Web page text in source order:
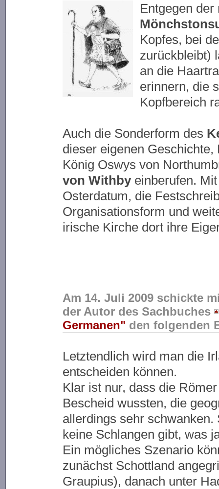
Entgegen
Kopfes, bei
zurückbleibt)
an die
erinnern, die
Kopfbereich
Auch die Sonderform des
dieser eigenen
König Oswys von
von Withbyeinberufen.
Osterdatum, die
Organisationsform und
irische Kirche dort ihre
Am 14. Juli 2009 schickte
der Autor des Sachbuches
Germanen" den folgenden
Letztendlich wird man die
entscheiden können.
Klar ist nur, dass die
Bescheid wussten, die
allerdings sehr
keine Schlangen gibt, was
Ein mögliches Szenario
zunächst Schottland
Graupius), danach unter